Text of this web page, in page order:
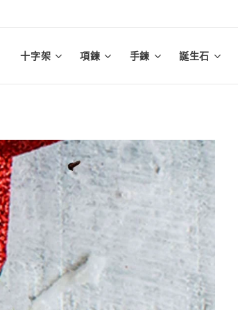
十字架 項鍊 手鍊 誕生石